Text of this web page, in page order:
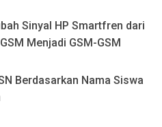
Sinyal HP Smartfren dari
Menjadi GSM-GSM
Berdasarkan Nama Siswa